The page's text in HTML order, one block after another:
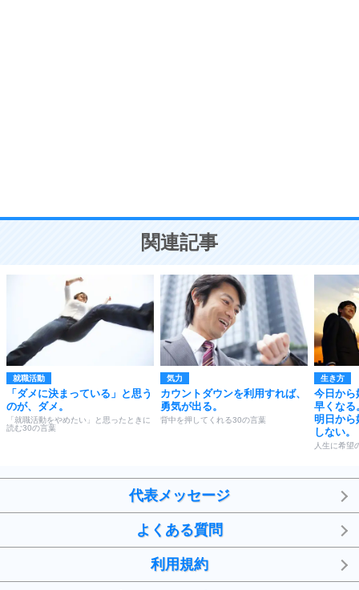
ことが大切。
関連記事
就職活動
「ダメに決まっている」と思う
のが、ダメ。
「就職活動をやめたい」と思ったときに
読む30の言葉
気力
カウントダウンを利用すれば、
勇気が出る。
背中を押してくれる30の言葉
生き方
今日から
早くなる
明日から
しない。
人生に希望
代表メッセージ
よくある質問
利用規約